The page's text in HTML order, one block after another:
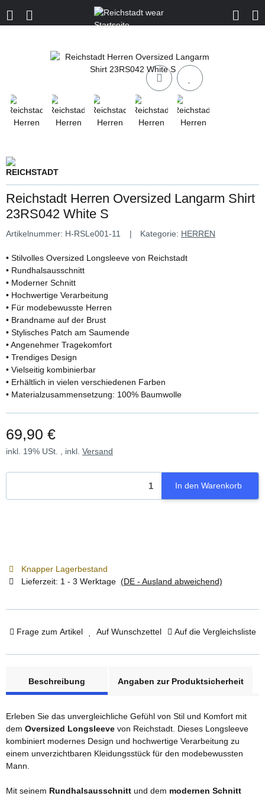
Reichstadt Herren Oversized Langarm Shirt
23RS042 White S
Artikelnummer: H-RSLe001-11 Kategorie: HERREN
• Stilvolles Oversized Longsleeve von Reichstadt
• Rundhalsausschnitt
• Moderner Schnitt
• Hochwertige Verarbeitung
• Für modebewusste Herren
• Brandname auf der Brust
• Stylisches Patch am Saumende
• Angenehmer Tragekomfort
• Trendiges Design
• Vielseitig kombinierbar
• Erhältlich in vielen verschiedenen Farben
• Materialzusammensetzung: 100% Baumwolle
69,90 €
inkl. 19% USt. , inkl. Versand
In den Warenkorb
Knapper Lagerbestand
Lieferzeit: 1 - 3 Werktage (DE - Ausland abweichend)
Frage zum Artikel Auf Wunschzettel Auf die Vergleichsliste
Beschreibung
Angaben zur Produktsicherheit
Erleben Sie das unvergleichliche Gefühl von Stil und Komfort mit
dem Oversized Longsleeve von Reichstadt. Dieses Longsleeve
kombiniert modernes Design und hochwertige Verarbeitung zu
einem unverzichtbaren Kleidungsstück für den modebewussten
Mann.
Mit seinem Rundhalsausschnitt und dem modernen Schnitt